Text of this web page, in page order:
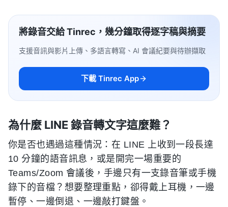
將錄音交給 Tinrec，幾分鐘取得逐字稿與摘要
支援音訊與影片上傳、多語言轉寫、AI 會議紀要與待辦擷取
下載 Tinrec App
為什麼 LINE 錄音轉文字這麼難？
你是否也遇過這種情況：在 LINE 上收到一段長達
10 分鐘的語音訊息，或是開完一場重要的
Teams/Zoom 會議後，手邊只有一支錄音筆或手機
錄下的音檔？想要整理重點，卻得戴上耳機，一邊
暫停、一邊倒退、一邊敲打鍵盤。